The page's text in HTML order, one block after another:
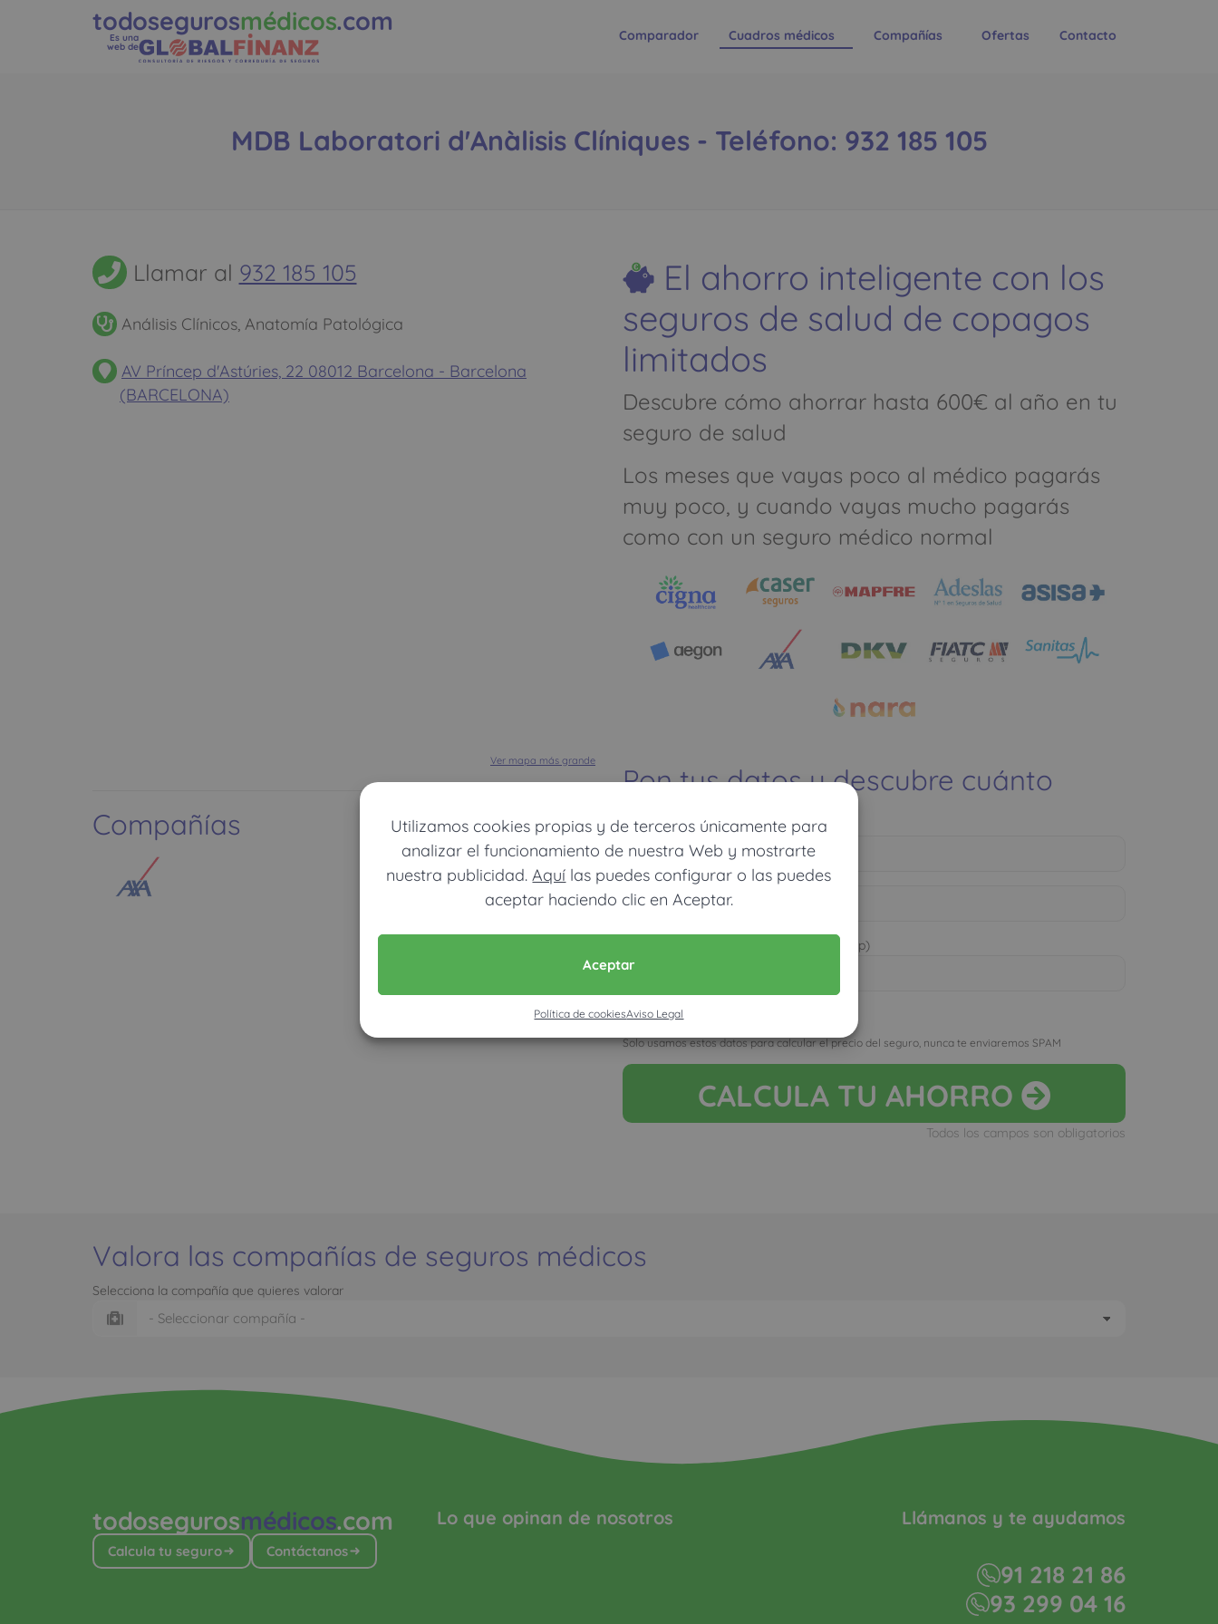
Utilizamos cookies propias y de terceros únicamente para
analizar el funcionamiento de nuestra Web y mostrarte
nuestra publicidad.Aquí las puedes configurar o las puedes
aceptar haciendo clic en Aceptar.
Aceptar
Política de cookiesAviso Legal
todosegurosmédicos.com
Es una
web de
Comparador Cuadros médicos Compañías Ofertas Contacto
MDB Laboratori d'Anàlisis Clíniques - Teléfono: 932 185 105
Llamar al 932 185 105
Análisis Clínicos, Anatomía Patológica
AV Príncep d'Astúries, 22 08012 Barcelona - Barcelona
(BARCELONA)
Ver mapa más grande
Compañías
El ahorro inteligente con los
seguros de salud de copagos
limitados
Descubre cómo ahorrar hasta 600€ al año en tu
seguro de salud
Los meses que vayas poco al médico pagarás
muy poco, y cuando vayas mucho pagarás
como con un seguro médico normal
Pon tus datos y descubre cuánto
dinero ahorrarías
Móvil (Enviamos resultados vía WhatsApp)
Acepto la nota legal y RGPD
Solo usamos estos datos para calcular el precio del seguro, nunca te enviaremos SPAM
CALCULA TU AHORRO
Todos los campos son obligatorios
Valora las compañías de seguros médicos
Selecciona la compañía que quieres valorar
todosegurosmédicos.com
Calcula tu seguro Contáctanos
Lo que opinan de nosotros Llámanos y te ayudamos
91 218 21 86
93 299 04 16